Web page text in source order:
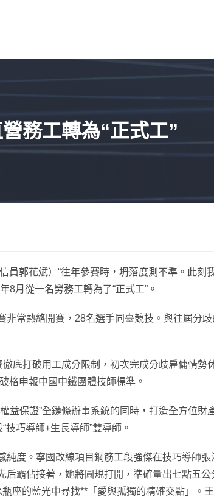
務工轉為“正式工”
郭花斌）“往年參賽時，坍落度測不準。此刻
月從一名勞務工轉為了“正式工”。
常熱絡開賽，28名選手同臺競技。與往屆分
底打破用工成分限制，初次完成分歧雇傭情勢
格申報中國中鐵團體技師標準。
保證”全鏈條辦事系統的同時，打造全方位財
巧導師+生長導師”雙導師。
度。寧國改線項目鋼筋工段強傑在技巧導師張
后霸佔接著，她將圓規打開，準確量出七點五
座的藍光中尋找**「愛與孤獨的精確交點」。